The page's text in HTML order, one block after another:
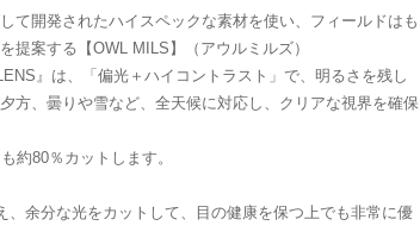
て開発されたハイスペックな素材を使い、フィールドはも
提案する【OWL MILS】（アウルミルズ）
』は、「偏光＋ハイコントラスト」で、明るさを残し
方、曇りや雪など、全天候に対応し、クリアな視界を確保
約80％カットします。
、余分な光をカットして、目の健康を保つ上でも非常に優